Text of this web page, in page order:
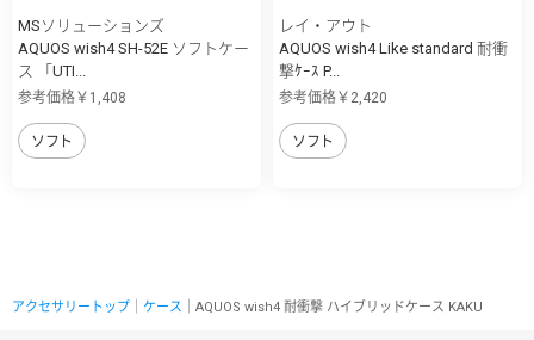
MSソリューションズ
AQUOS wish4 SH-52E ソフトケー
ス 「UTI...
参考価格￥1,408
ソフト
レイ・アウト
AQUOS wish4 Like standard 耐衝
撃ｹｰｽ P...
参考価格￥2,420
ソフト
アクセサリートップ ケース ｜AQUOS wish4 耐衝撃 ハイブリッドケース KAKU